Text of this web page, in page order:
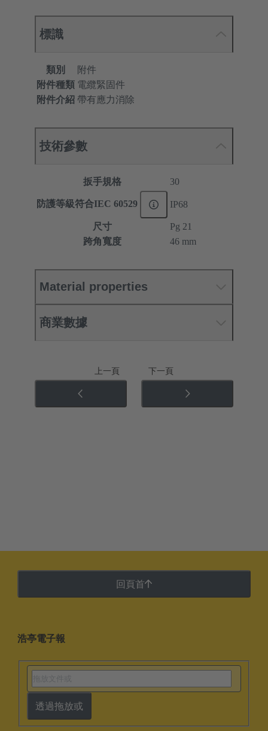
標識
類別
附件
附件種類 電纜緊固件
附件介紹 帶有應力消除
技術參數
扳手規格 30
防護等級符合IEC 60529 IP68
尺寸
Pg 21
跨角寬度
46 mm
Material properties
商業數據
上一頁 下一頁
回頁首
浩亭電子報
透過拖放或